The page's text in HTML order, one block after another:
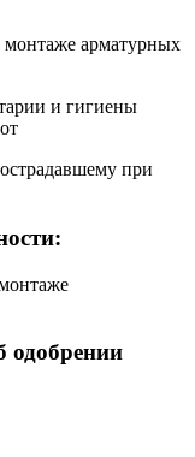
монтаже арматурных
и гигиены
при
одобрении